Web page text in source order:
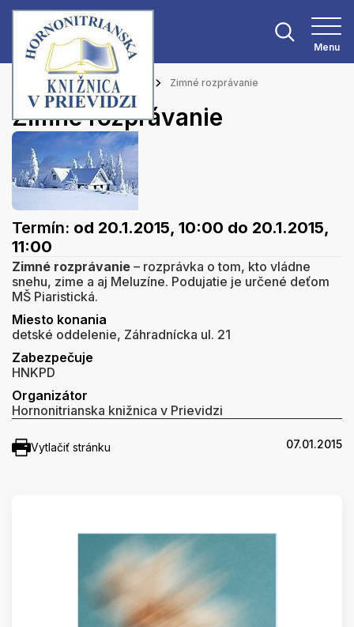
Menu
Hlavná stránka Podujatia Zimné rozprávanie
Zimné rozprávanie
Termín: od 20.1.2015, 10:00 do 20.1.2015,
11:00
Zimné rozprávanie – rozprávka o tom, kto vládne
snehu, zime a aj Meluzíne. Podujatie je určené deťom
MŠ Piaristická.
Miesto konania
detské oddelenie, Záhradnícka ul. 21
Zabezpečuje
HNKPD
Organizátor
Hornonitrianska knižnica v Prievidzi
Vytlačiť stránku 07.01.2015